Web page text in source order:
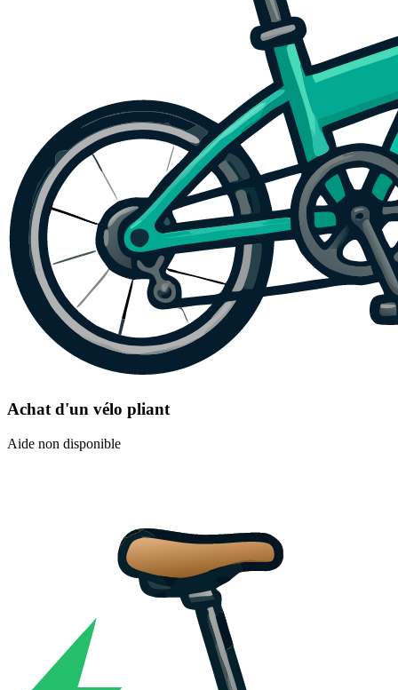
Achat d'un vélo pliant
Aide non disponible